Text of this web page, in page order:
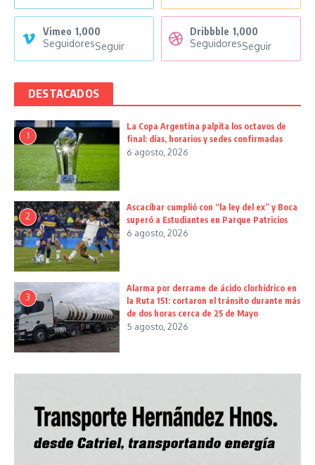
Vimeo 1,000
SeguidoresSeguir
Dribbble 1,000
SeguidoresSeguir
DESTACADOS
1
La Copa Argentina palpita los octavos de
final: días, horarios y sedes confirmadas
6 agosto, 2026
2
Ascacíbar cumplió con “la ley del ex” y Boca
superó a Estudiantes en Parque Patricios
6 agosto, 2026
3
Alarma por derrame de ácido clorhídrico en
la Ruta 151: cortaron el tránsito durante más
de dos horas cerca de 25 de Mayo
5 agosto, 2026